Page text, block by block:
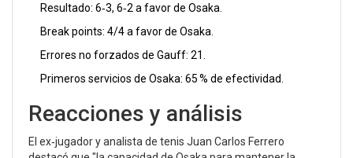
Resultado: 6‑3, 6‑2 a favor de Osaka.
Break points: 4/4 a favor de Osaka.
Errores no forzados de Gauff: 21.
Primeros servicios de Osaka: 65 % de efectividad.
Reacciones y análisis
El ex‑jugador y analista de tenis Juan Carlos Ferrero